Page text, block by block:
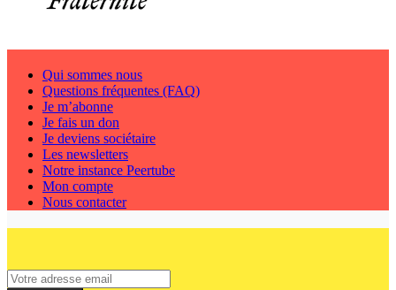
Qui sommes nous
Questions fréquentes (FAQ)
Je m’abonne
Je fais un don
Je deviens sociétaire
Les newsletters
Notre instance Peertube
Mon compte
Nous contacter